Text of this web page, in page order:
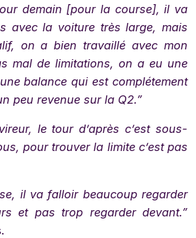
demain [pour la course], il va
avec la voiture très large, mais
on a bien travaillé avec mon
mal de limitations, on a eu une
balance qui est complétement
peu revenue sur la Q2.”
le tour d’après c’est sous-
pour trouver la limite c’est pas
il va falloir beaucoup regarder
et pas trop regarder devant.”